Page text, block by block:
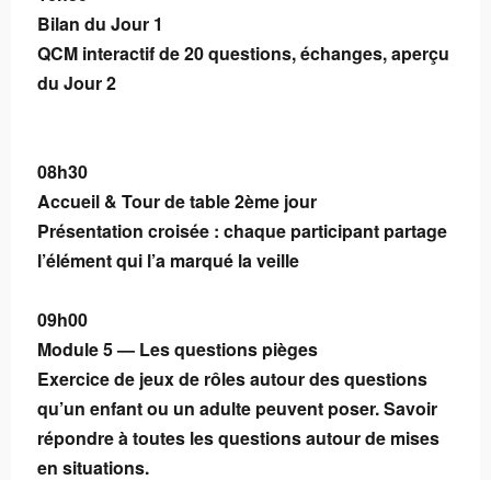
Bilan du Jour 1
QCM interactif de 20 questions, échanges, aperçu
du Jour 2
08h30
Accueil & Tour de table 2ème jour
Présentation croisée : chaque participant partage
l’élément qui l’a marqué la veille
09h00
Module 5 — Les questions pièges
Exercice de jeux de rôles autour des questions
qu’un enfant ou un adulte peuvent poser. Savoir
répondre à toutes les questions autour de mises
en situations.